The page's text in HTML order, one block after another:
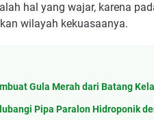
hal yang wajar, karena
wilayah kekuasaanya.
Gula Merah dari Batang
Pipa Paralon Hidroponik